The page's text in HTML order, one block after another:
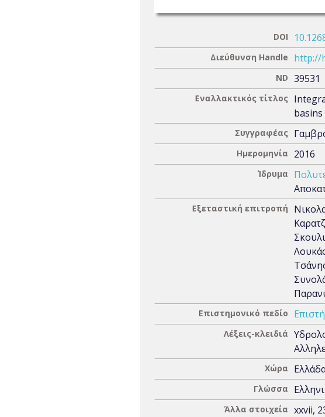
DOI
Διεύθυνση Handle http://
ND 39531
Εναλλακτικός τίτλος
basins
Συγγραφέας
Ημερομηνία 2016
Ίδρυμα
Εξεταστική επιτροπή
Επιστημονικό πεδίο
Λέξεις-κλειδιά
Χώρα
Γλώσσα
Άλλα στοιχεία xxvii,